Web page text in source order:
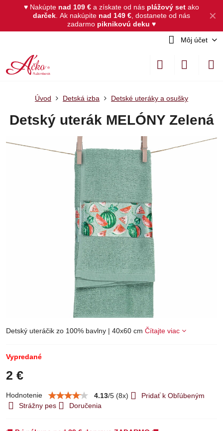
✕
♥ Nakúpte nad 109 € a získate od nás plážový set ako
darček Ak nakúpite nad 149 € , dostanete od nás
zadarmo piknikovú deku ♥
Môj účet
Úvod Detská izba Detské uteráky a osušky
Detský uterák MELÓNY Zelená
Detský uteráčik zo 100% bavlny | 40x60 cm Čítajte viac
Vypredané
2 €
Hodnotenie 4.13/5 (8x)
Pridať k Obľúbeným
Strážny pes
Doručenia